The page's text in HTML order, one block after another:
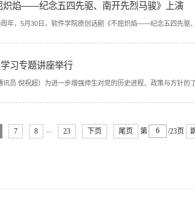
炽焰——纪念五四先驱、南开先烈马骏》上演
年，5月30日，软件学院原创话剧《不屈炽焰——纪念五四先驱
习专题讲座举行
强师生对党的历史进程、政策与方针的了解与
7 8 ... 23 下页 尾页 第 /23页